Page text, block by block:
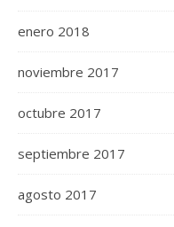
enero 2018
noviembre 2017
octubre 2017
septiembre 2017
agosto 2017